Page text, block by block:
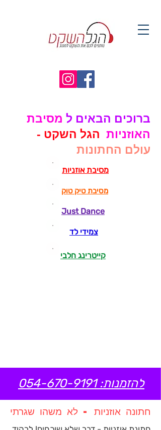
ברוכים הבאים ל מסיבת
האוזניות הגל השקט -
עולם החתונות
מסיבת אוזניות
מסיבת טיק טוק
Just Dance
צמידי לד
קייטרינג חלבי
להזמנות: 054-670-9191
חתונה אוזניות - לא משהו שגרתי